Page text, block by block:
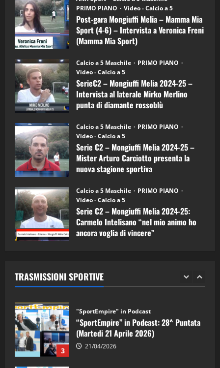
gara
Mongiuffi
Melia
–
Mamma
Mia
Sport
6)
–
Intervista
a
mister
Arturo
Carciotto
(Mongiuffi
PRIMO PIANO
Video - Calcio a 5
Post-gara Mongiuffi Melia – Mamma Mia
Sport (4-6) – Intervista a Veronica Freni
(Mamma Mia Sport)
Calcio a 5 Maschile
PRIMO PIANO
Video - Calcio a 5
SerieC2 – Mongiuffi Melia 2024-25 –
Intervista al laterale Mirko Merlino
punta di diamante rossoblù
Calcio a 5 Maschile
PRIMO PIANO
Video - Calcio a 5
Serie C2 – Mongiuffi Melia 2024-25 –
Mister Arturo Carciotto presenta la
nuova stagione sportiva
Calcio a 5 Maschile
PRIMO PIANO
Video - Calcio a 5
Serie C2 – Mongiuffi Melia 2024-25:
Carmelo Intelisano “nel mio animo ho
ancora voglia di vincere”
TRASMISSIONI SPORTIVE
3
(Martedi 21 Aprile 2026)
21/04/2026
4
“SportEmpire” in Podcast: 27^ Puntata
(Martedi 14 Aprile 2026)
15/04/2026
5
“SportEmpire” in Podcast: 26^ Puntata
(Martedi 07 Aprile 2026)
08/04/2026
1
“SportEmpire” in Podcast: 30^ Puntata
(Martedi 05 Maggio 2026)
08/05/2026
2 28/04/2026
3
“SportEmpire” in Podcast: 28^ Puntata
(Martedi 21 Aprile 2026)